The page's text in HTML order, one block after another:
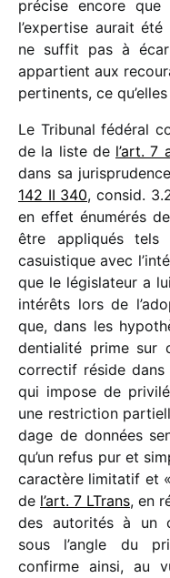
précise encore que
l’expertise aurait
ne suffit pas à
appar­tient aux
perti­nents, ce
Le Tribunal fédé­ral
de la liste de l’art. 7
dans sa
142 II 340, consid.
en effet énumé­rés
être appli­qués tels
casuis­tique avec
que le légis­la­teur a
inté­rêts lors de
que, dans les
den­tia­lité prime sur
correc­tif réside
qui impose de
une restric­tion
dage de données
qu’un refus pur et
carac­tère limi­ta­tif et
de l’art. 7 LTrans, en
des auto­ri­tés à un
sous l’angle du
confirme ainsi, au